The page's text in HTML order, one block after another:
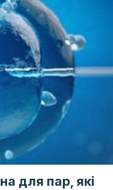
для пар, які